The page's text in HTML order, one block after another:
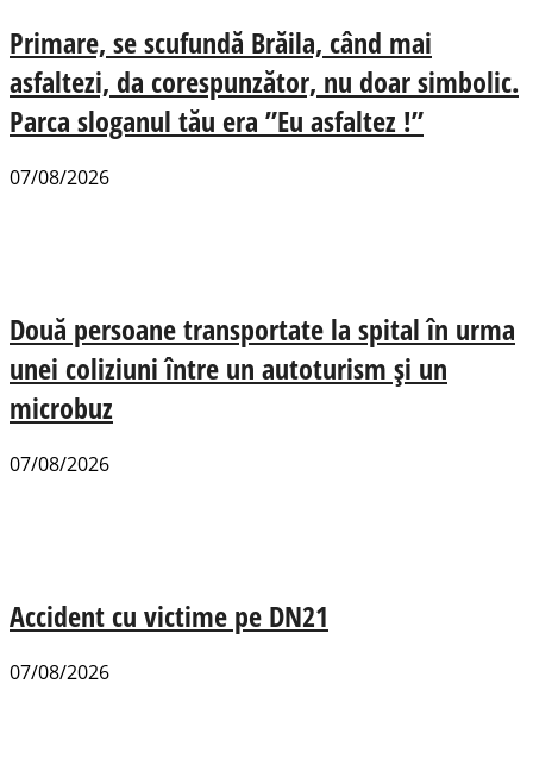
Primare, se scufundă Brăila, când mai
asfaltezi, da corespunzător, nu doar simbolic.
Parca sloganul tău era ”Eu asfaltez !”
07/08/2026
Două persoane transportate la spital în urma
unei coliziuni între un autoturism și un
microbuz
07/08/2026
Accident cu victime pe DN21
07/08/2026